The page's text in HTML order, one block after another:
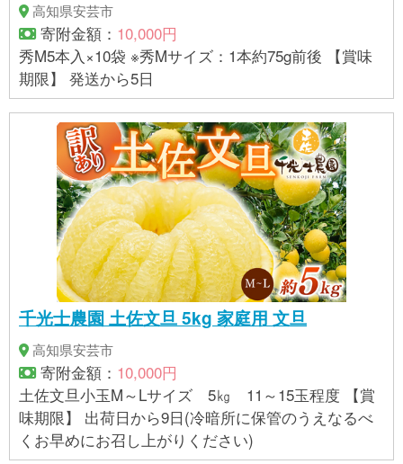
高知県安芸市
寄附金額： 10,000円
秀M5本入×10袋 ※秀Mサイズ：1本約75g前後 【賞味
期限】 発送から5日
千光士農園 土佐文旦 5kg 家庭用 文旦
高知県安芸市
寄附金額： 10,000円
土佐文旦小玉M～Lサイズ 5㎏ 11～15玉程度 【賞
味期限】 出荷日から9日(冷暗所に保管のうえなるべ
くお早めにお召し上がりください)